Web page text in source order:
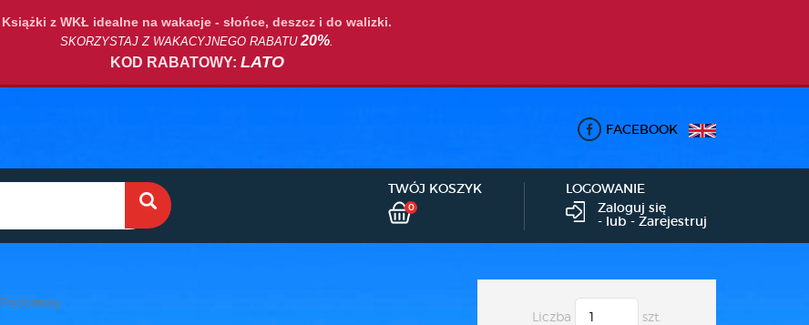
Książki z WKŁ idealne na wakacje - słońce, deszcz i do walizki.
SKORZYSTAJ Z WAKACYJNEGO RABATU20%.
KOD RABATOWY: LATO
FACEBOOK
TWÓJ KOSZYK
0
LOGOWANIE
Zaloguj się
- lub - Zarejestruj
Podstawy
Liczba szt.